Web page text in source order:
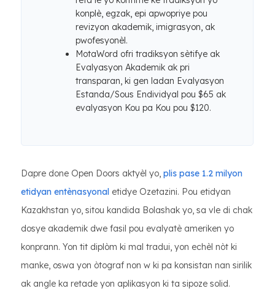
konplè, egzak, epi apwopriye pou
revizyon akademik, imigrasyon, ak
pwofesyonèl.
MotaWord ofri tradiksyon sètifye ak
Evalyasyon Akademik ak pri
transparan, ki gen ladan Evalyasyon
Estanda/Sous Endividyal pou $65 ak
evalyasyon Kou pa Kou pou $120.
Dapre done Open Doors aktyèl yo, plis pase 1.2 milyon
etidyan entènasyonal etidye Ozetazini. Pou etidyan
Kazakhstan yo, sitou kandida Bolashak yo, sa vle di chak
dosye akademik dwe fasil pou evalyatè ameriken yo
konprann. Yon tit diplòm ki mal tradui, yon echèl nòt ki
manke, oswa yon òtograf non w ki pa konsistan nan sirilik
ak angle ka retade yon aplikasyon ki ta sipoze solid.